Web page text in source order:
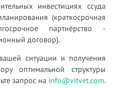
инвестициях ссуда
(краткосрочная
партнёрство -
договор).
ситуации и получения
оптимальной структуры
запрос на info@vitvet.com.